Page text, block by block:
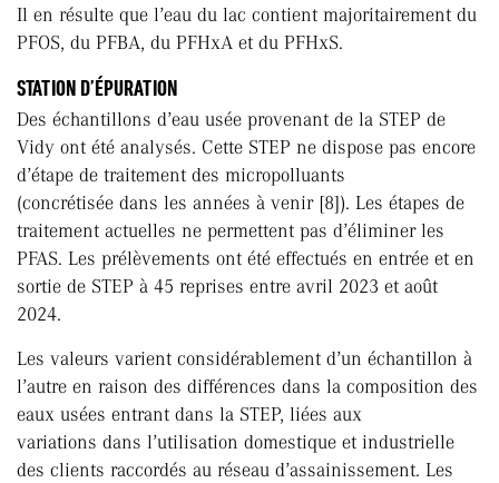
Il en résulte que l’eau du lac contient majoritairement du
PFOS, du PFBA, du PFHxA et du PFHxS.
STATION D’ÉPURATION
Des échantillons d’eau usée provenant de la STEP de
Vidy ont été analysés. Cette STEP ne dispose pas encore
d’étape de traitement des micropolluants
(concrétisée dans les années à venir [8]). Les étapes de
traitement actuelles ne permettent pas d’éliminer les
PFAS. Les prélèvements ont été effectués en entrée et en
sortie de STEP à 45 reprises entre avril 2023 et août
2024.
Les valeurs varient considérablement d’un échantillon à
l’autre en raison des différences dans la composition des
eaux usées entrant dans la STEP, liées aux
variations dans l’utilisation domestique et industrielle
des clients raccordés au réseau d’assainissement. Les